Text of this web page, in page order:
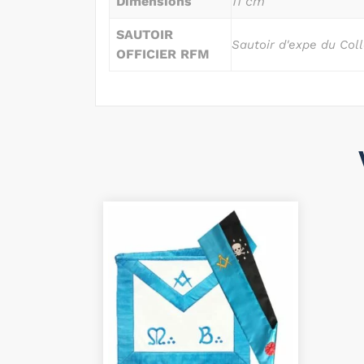
SAUTOIR
OFFICIER RFM
Sautoir d'expe du